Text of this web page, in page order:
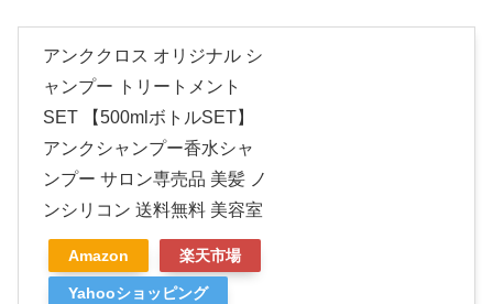
アンククロス オリジナル シ
ャンプー トリートメント
SET 【500mlボトルSET】
アンクシャンプー香水シャ
ンプー サロン専売品 美髪 ノ
ンシリコン 送料無料 美容室
Amazon 楽天市場
Yahooショッピング